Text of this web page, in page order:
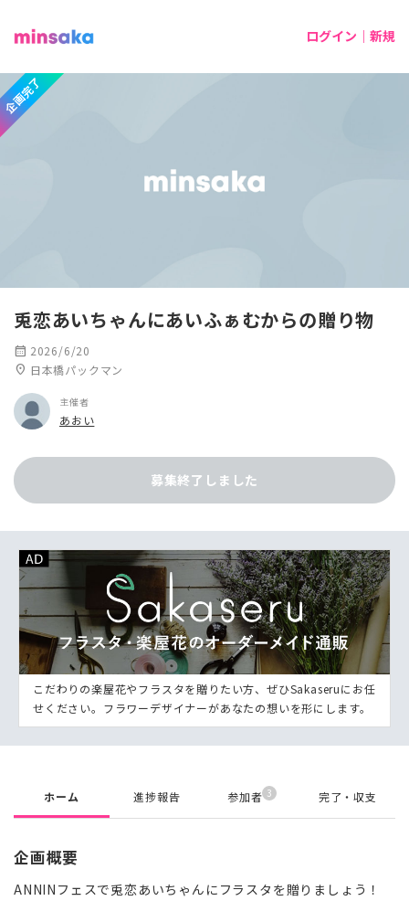
ログイン｜新規
企画完了
兎恋あいちゃんにあいふぁむからの贈り物
calendar_month 2026/6/20
location_on 日本橋パックマン
主催者
あおい
募集終了しました
こだわりの楽屋花やフラスタを贈りたい方、ぜひSakaseruにお任
せください。フラワーデザイナーがあなたの想いを形にします。
ホーム 進捗報告 参加者 3 完了・収支
企画概要
ANNINフェスで兎恋あいちゃんにフラスタを贈りましょう！